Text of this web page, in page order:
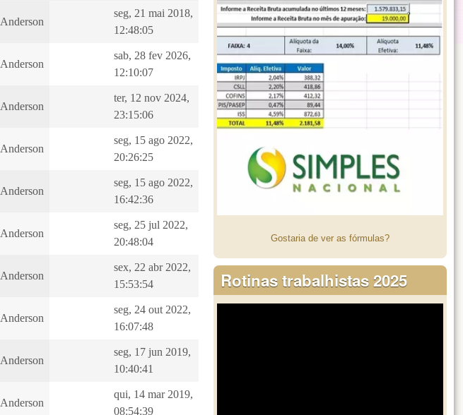
Anderson
seg, 21 mai 2018,
12:48:05
Anderson
sab, 28 fev 2026,
12:10:07
Anderson
ter, 12 nov 2024,
23:15:06
Anderson
seg, 15 ago 2022,
20:26:25
Anderson
seg, 15 ago 2022,
16:42:36
Anderson
seg, 25 jul 2022,
20:48:04
Anderson
sex, 22 abr 2022,
15:53:54
Anderson
seg, 24 out 2022,
16:07:48
Anderson
seg, 17 jun 2019,
10:40:41
Anderson
qui, 14 mar 2019,
08:54:39
Gostaria de ver as fórmulas?
Rotinas trabalhistas 2025